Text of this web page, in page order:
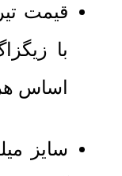
اساس